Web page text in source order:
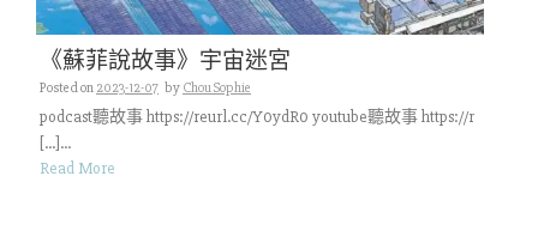
《蘇菲說故事》宇宙迷宮
Posted on 2023-12-07 by Chou Sophie
podcast聽故事 https://reurl.cc/Y0ydR0 youtube聽故事 https://r
[…]...
Read More